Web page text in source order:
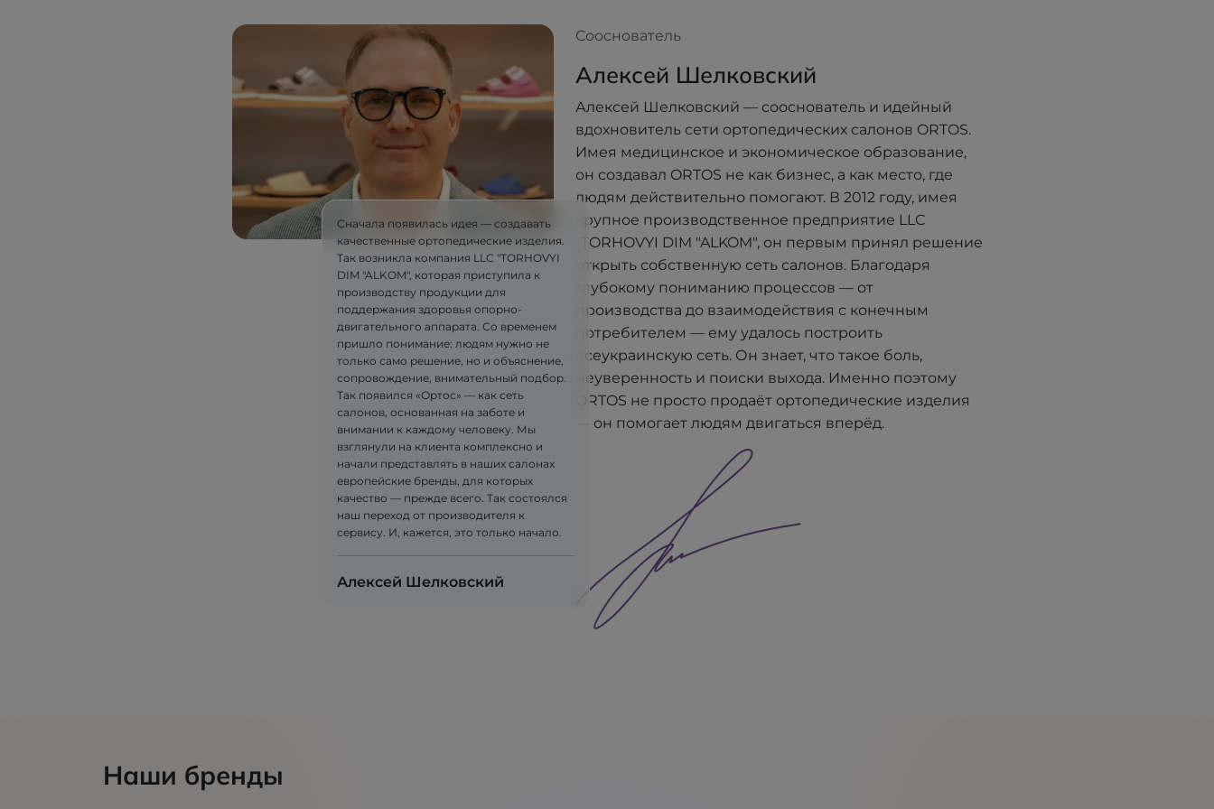
Сначала появилась идея — создавать
качественные ортопедические изделия.
Так возникла компания LLC "TORHOVYI
DIM "ALKOM", которая приступила к
производству продукции для
поддержания здоровья опорно-
двигательного аппарата. Со временем
пришло понимание: людям нужно не
только само решение, но и объяснение,
сопровождение, внимательный подбор.
Так появился «Ортос» — как сеть
салонов, основанная на заботе и
внимании к каждому человеку. Мы
взглянули на клиента комплексно и
начали представлять в наших салонах
европейские бренды, для которых
качество — прежде всего. Так состоялся
наш переход от производителя к
сервису. И, кажется, это только начало.
Алексей Шелковский
Сооснователь
Алексей Шелковский
Алексей Шелковский — сооснователь и идейный
вдохновитель сети ортопедических салонов ORTOS.
Имея медицинское и экономическое образование,
он создавал ORTOS не как бизнес, а как место, где
людям действительно помогают. В 2012 году, имея
крупное производственное предприятие LLC
"TORHOVYI DIM "ALKOM", он первым принял решение
открыть собственную сеть салонов. Благодаря
глубокому пониманию процессов — от
производства до взаимодействия с конечным
потребителем — ему удалось построить
всеукраинскую сеть. Он знает, что такое боль,
неуверенность и поиски выхода. Именно поэтому
ORTOS не просто продаёт ортопедические изделия
— он помогает людям двигаться вперёд.
Наши бренды